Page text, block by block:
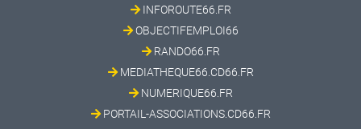
INFOROUTE66.FR
OBJECTIFEMPLOI66
RANDO66.FR
MEDIATHEQUE66.CD66.FR
NUMERIQUE66.FR
PORTAIL-ASSOCIATIONS.CD66.FR